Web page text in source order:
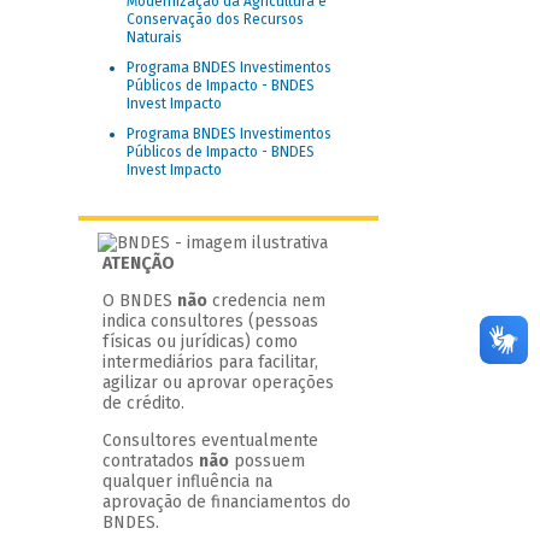
Conservação dos Recursos
Naturais
Programa BNDES Investimentos
Públicos de Impacto - BNDES
Invest Impacto
Programa BNDES Investimentos
Públicos de Impacto - BNDES
Invest Impacto
ATENÇÃO
O BNDES não credencia nem
indica consultores (pessoas
físicas ou jurídicas) como
intermediários para facilitar,
agilizar ou aprovar operações
de crédito.
Consultores eventualmente
contratados não possuem
qualquer influência na
aprovação de financiamentos do
BNDES.